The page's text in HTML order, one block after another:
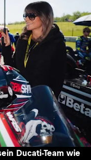
Ducati-Team wie